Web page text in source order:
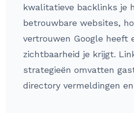
kwalitatieve backlinks je
betrouwbare websites,
vertrouwen Google heeft
zichtbaarheid je krijgt.
strategieën omvatten
directory vermeldingen